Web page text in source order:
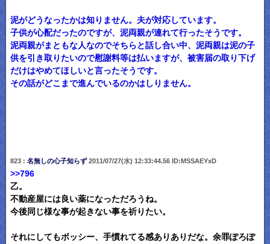
泥がどうなったかは知りません。夫が対応しています。
子供が心配だったのですが、泥両親が連れて行ったそうです。
泥両親がまともな人なのでそちらと話し合い中、泥両親は泥の子
供を引き取りたいので慰謝料等は払いますが、被害届の取り下げ
だけはやめてほしいと言ったそうです。
その話がどこまで進んでいるのかはしりません。
823 : 名無しの心子知らず2011/07/27(水) 12:33:44.56 ID:MSSAEYxD
>>796
乙。
不動産屋には良い薬になっただろうね。
今後同じ様な事が起きない事を祈りたい。
それにしてもボッシー、手慣れてる感ありありだな。余罪ぽろぽ